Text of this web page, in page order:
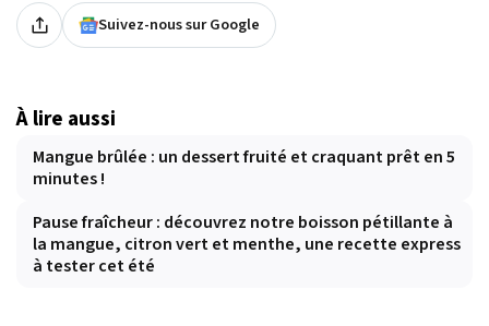
Suivez-nous sur Google
À lire aussi
Mangue brûlée : un dessert fruité et craquant prêt en 5
minutes !
Pause fraîcheur : découvrez notre boisson pétillante à
la mangue, citron vert et menthe, une recette express
à tester cet été